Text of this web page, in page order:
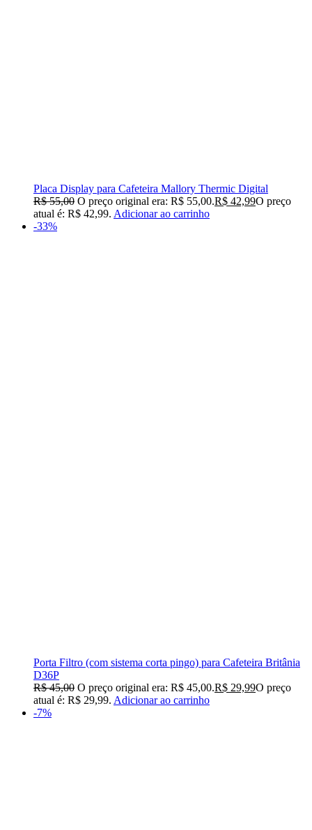
Placa Display para Cafeteira Mallory Thermic Digital
R$55,00 O preço original era: R$ 55,00.R$ 42,99O preço
atual é: R$ 42,99. Adicionar ao carrinho
-33%
Porta Filtro (com sistema corta pingo) para Cafeteira Britânia
D36P
R$45,00 O preço original era: R$ 45,00.R$ 29,99O preço
atual é: R$ 29,99. Adicionar ao carrinho
-7%